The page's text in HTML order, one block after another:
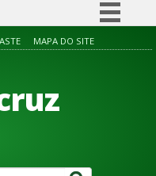
Simplifique!
Acesso à informação
Canais
MAPA DO SITE